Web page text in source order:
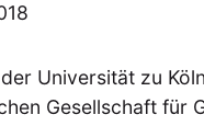
Universität zu
Gesellschaft für